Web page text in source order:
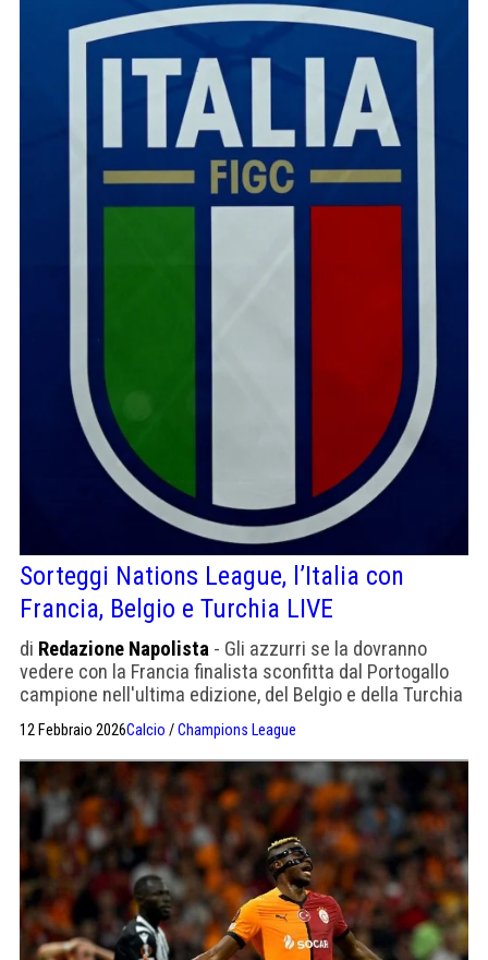
Sorteggi Nations League, l’Italia con
Francia, Belgio e Turchia LIVE
di Redazione Napolista - Gli azzurri se la dovranno
vedere con la Francia finalista sconfitta dal Portogallo
campione nell'ultima edizione, del Belgio e della Turchia
12 Febbraio 2026Calcio /Champions League